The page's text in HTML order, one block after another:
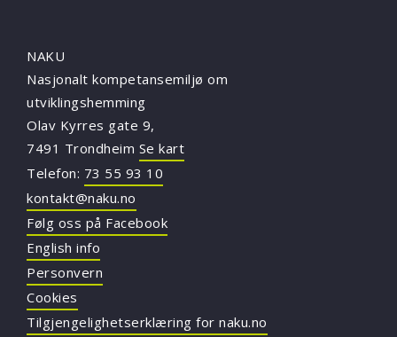
NAKU
Nasjonalt kompetansemiljø om
utviklingshemming
Olav Kyrres gate 9,
7491 Trondheim Se kart
Telefon: 73 55 93 10
kontakt@naku.no
Følg oss på Facebook
English info
Personvern
Cookies
Tilgjengelighetserklæring for naku.no